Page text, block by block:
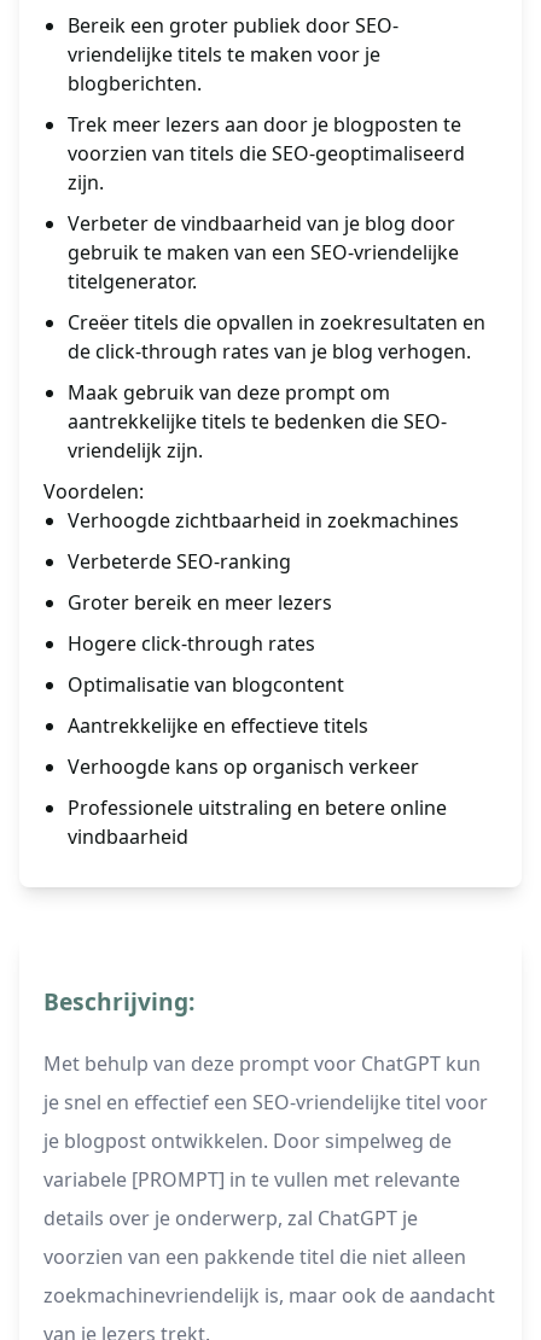
Bereik een groter publiek door SEO-
vriendelijke titels te maken voor je
blogberichten.
Trek meer lezers aan door je blogposten te
voorzien van titels die SEO-geoptimaliseerd
zijn.
Verbeter de vindbaarheid van je blog door
gebruik te maken van een SEO-vriendelijke
titelgenerator.
Creëer titels die opvallen in zoekresultaten en
de click-through rates van je blog verhogen.
Maak gebruik van deze prompt om
aantrekkelijke titels te bedenken die SEO-
vriendelijk zijn.
Voordelen:
Verhoogde zichtbaarheid in zoekmachines
Verbeterde SEO-ranking
Groter bereik en meer lezers
Hogere click-through rates
Optimalisatie van blogcontent
Aantrekkelijke en effectieve titels
Verhoogde kans op organisch verkeer
Professionele uitstraling en betere online
vindbaarheid
Beschrijving:
Met behulp van deze prompt voor ChatGPT kun
je snel en effectief een SEO-vriendelijke titel voor
je blogpost ontwikkelen. Door simpelweg de
variabele [PROMPT] in te vullen met relevante
details over je onderwerp, zal ChatGPT je
voorzien van een pakkende titel die niet alleen
zoekmachinevriendelijk is, maar ook de aandacht
van je lezers trekt.